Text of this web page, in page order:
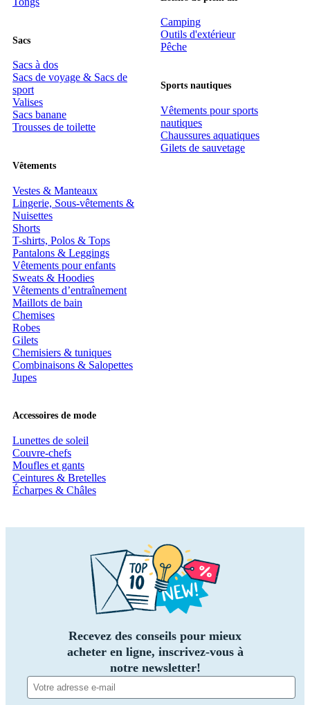
Sacs
Sacs à dos
Sacs de voyage & Sacs de
sport
Valises
Sacs banane
Trousses de toilette
Vêtements
Vestes & Manteaux
Lingerie, Sous-vêtements &
Nuisettes
Shorts
T-shirts, Polos & Tops
Pantalons & Leggings
Vêtements pour enfants
Sweats & Hoodies
Vêtements d’entraînement
Maillots de bain
Chemises
Robes
Gilets
Chemisiers & tuniques
Combinaisons & Salopettes
Jupes
Accessoires de mode
Lunettes de soleil
Couvre-chefs
Moufles et gants
Ceintures & Bretelles
Écharpes & Châles
Camping
Outils d'extérieur
Pêche
Sports nautiques
Vêtements pour sports
nautiques
Chaussures aquatiques
Gilets de sauvetage
Recevez des conseils pour mieux
acheter en ligne, inscrivez-vous à
notre newsletter!